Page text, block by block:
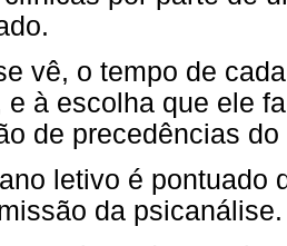
vê, o tempo de
e à escolha que ele
de precedências
letivo é pontuado
da psicanálise.